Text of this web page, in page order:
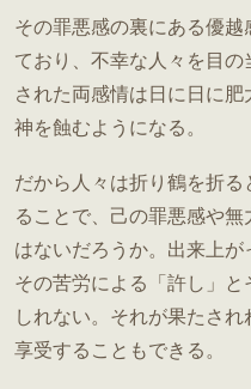
その罪悪感の裏にある優
ており、不幸な人々を目
された両感情は日に日に
神を蝕むようになる。
だから人々は折り鶴を折
ることで、己の罪悪感や
はないだろうか。出来上が
その苦労による「許し」
しれない。それが果たさ
享受することもできる。